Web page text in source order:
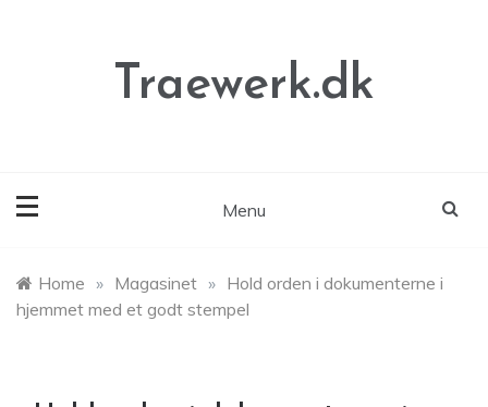
Traewerk.dk
Menu
Home » Magasinet » Hold orden i dokumenterne i
hjemmet med et godt stempel